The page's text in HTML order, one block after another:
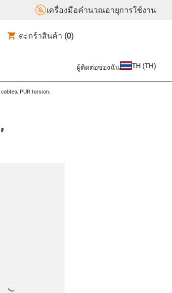
เครื่องมือคำนวณอายุการใช้งาน
ตะกร้าสินค้า (0)
ผู้ติดต่อของฉัน TH (TH)
PUR torsion,